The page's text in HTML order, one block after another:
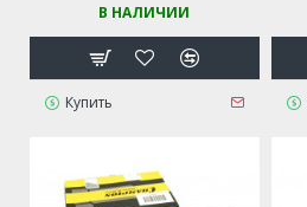
В НАЛИЧИИ
Купить